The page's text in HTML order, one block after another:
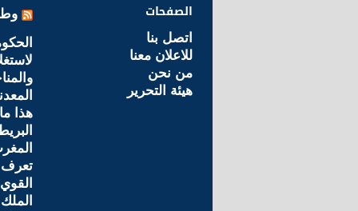
الصفحات
اتصل بنا
للاعلان معنا
من نحن
هيئة التحرير
هذا
تعرف